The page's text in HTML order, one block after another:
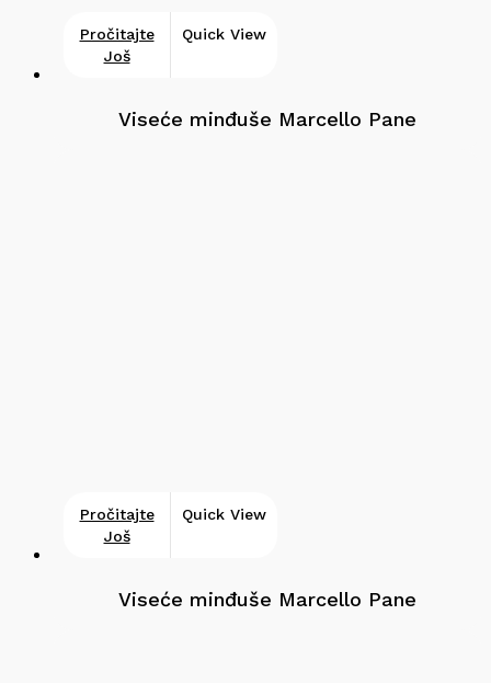
Pročitajte
Još
Quick View
Viseće minđuše Marcello Pane
Pročitajte
Još
Quick View
Viseće minđuše Marcello Pane